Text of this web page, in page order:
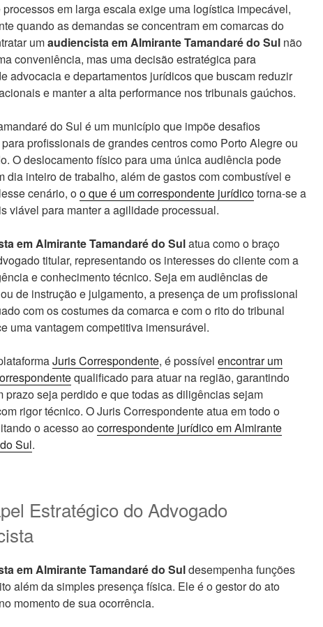
em larga escala exige uma logística impecável,
quando as demandas se concentram em comarcas do
umaudiencista em Almirante Tamandaré do Sul não
conveniência, mas uma decisão estratégica para
advocacia e departamentos jurídicos que buscam reduzir
e manter a alta performance nos tribunais gaúchos.
do Sul é um município que impõe desafios
profissionais de grandes centros como Porto Alegre ou
O deslocamento físico para uma única audiência pode
dia inteiro de trabalho, além de gastos com combustível e
cenário, oo que é um correspondente jurídicotorna-se a
viável para manter a agilidade processual.
em Almirante Tamandaré do Sulatua como o braço
titular, representando os interesses do cliente com a
e conhecimento técnico. Seja em audiências de
de instrução e julgamento, a presença de um profissional
com os costumes da comarca e com o rito do tribunal
uma vantagem competitiva imensurável.
Juris Correspondente, é possível encontrar um
qualificado para atuar na região, garantindo
prazo seja perdido e que todas as diligências sejam
rigor técnico. O Juris Correspondente atua em todo o
o acesso aocorrespondente jurídico em Almirante
Sul.
Estratégico do Advogado
em Almirante Tamandaré do Suldesempenha funções
além da simples presença física. Ele é o gestor do ato
momento de sua ocorrência.